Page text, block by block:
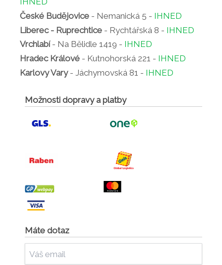
České Budějovice - Nemanická 5 - IHNED
Liberec - Ruprechtice - Rychtářská 8 - IHNED
Vrchlabí- Na Bělidle 1419 - IHNED
Hradec Králové - Kutnohorská 221 - IHNED
Karlovy Vary- Jáchymovská 81 - IHNED
Možnosti dopravy a platby
Máte dotaz